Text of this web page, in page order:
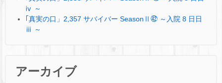
ⅳ ～
｢真実の口」2,357 サバイバー SeasonⅡ㊷ ～入院 8 日日
ⅲ ～
アーカイブ